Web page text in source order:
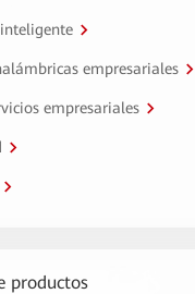
empresariales
empresariales
productos